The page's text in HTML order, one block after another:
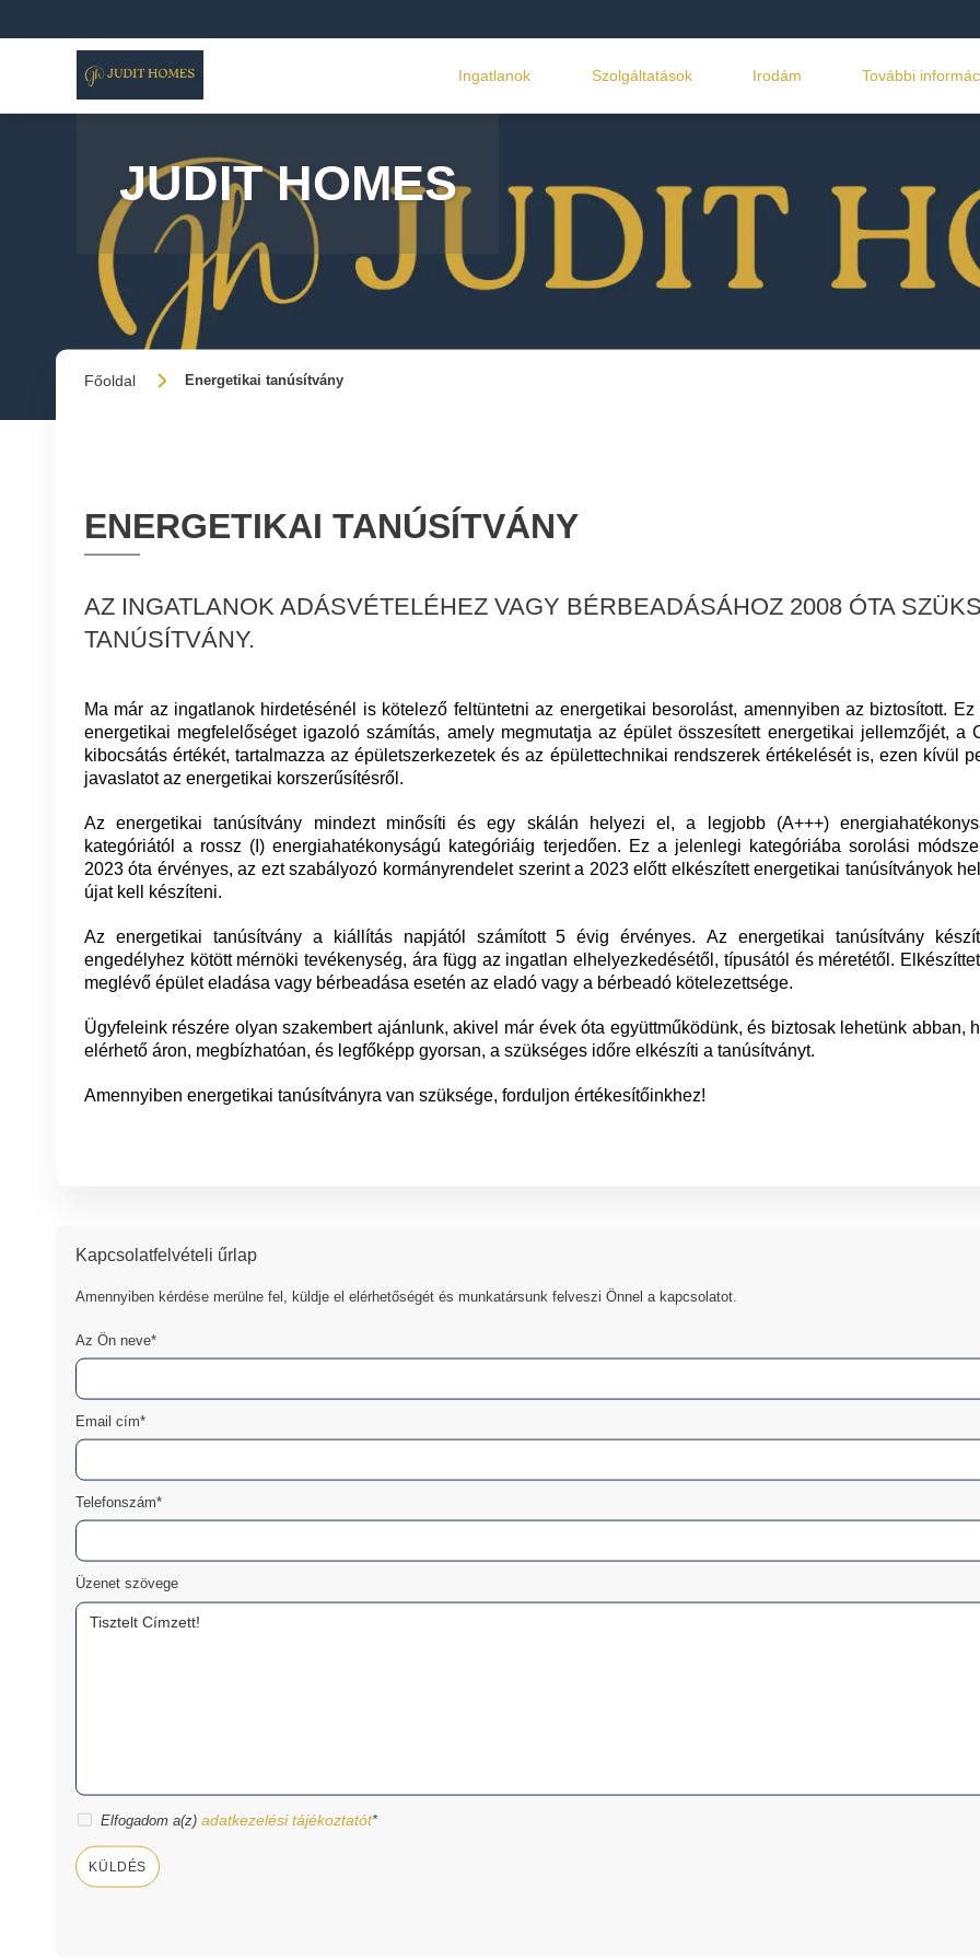
Ingatlanok Szolgáltatások Irodám További
JUDIT HOMES
Főoldal Energetikai tanúsítvány
ENERGETIKAI TANÚSÍTVÁNY
AZ INGATLANOK ADÁSVÉTELÉHEZ VAGY BÉRBEADÁSÁHOZ 2008 ÓTA
TANÚSÍTVÁNY.
Ma már az ingatlanok hirdetésénél is kötelező feltüntetni az energetikai besorolást, amennyiben az biztosított. Ez
energetikai megfelelőséget igazoló számítás, amely megmutatja az épület összesített energetikai jellemzőjét, a
kibocsátás értékét, tartalmazza az épületszerkezetek és az épülettechnikai rendszerek értékelését is, ezen kívül
javaslatot az energetikai korszerűsítésről.
Az energetikai tanúsítvány mindezt minősíti és egy skálán helyezi el, a legjobb (A+++)
kategóriától a rossz (I) energiahatékonyságú kategóriáig terjedően. Ez a jelenlegi kategóriába sorolási
2023 óta érvényes, az ezt szabályozó kormányrendelet szerint a 2023 előtt elkészített energetikai tanúsítványok
újat kell készíteni.
Az energetikai tanúsítvány a kiállítás napjától számított 5 évig érvényes.Az energetikai tanúsítvány
engedélyhez kötött mérnöki tevékenység, ára függ az ingatlan elhelyezkedésétől, típusától és méretétől.
meglévő épület eladása vagy bérbeadása esetén az eladó vagy a bérbeadó kötelezettsége.
Ügyfeleink részére olyan szakembert ajánlunk, akivel már évek óta együttműködünk, és biztosak lehetünk abban,
elérhető áron, megbízhatóan, és legfőképp gyorsan, a szükséges időre elkészíti a tanúsítványt.
Amennyiben energetikai tanúsítványra van szüksége, forduljon értékesítőinkhez!
Kapcsolatfelvételi űrlap
Amennyiben kérdése merülne fel, küldje el elérhetőségét és munkatársunk felveszi Önnel a kapcsolatot.
Az Ön neve*
Email cím*
Telefonszám*
Üzenet szövege
Elfogadom a(z) adatkezelési tájékoztatót*
KÜLDÉS